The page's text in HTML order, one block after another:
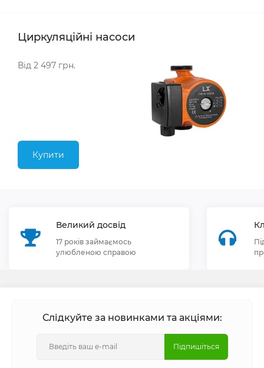
Циркуляційні насоси
Від 2 497 грн.
Купити
Великий досвід
17 років займаємось
улюбленою справою
Слідкуйте за новинками та акціями:
Підпишіться